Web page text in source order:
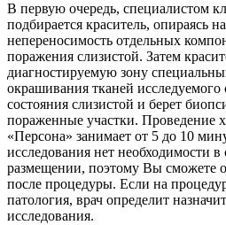
В первую очередь, специалистом
подбирается краситель, опираясь
непереносимость отдельных
поражения слизистой. Затем
диагностируемую зону
окрашивания тканей исследуемого
состояния слизистой и берет
пораженные участки. Проведение
«Персона» занимает от 5 до 10
исследования нет необходимости
размещении, поэтому Вы сможете
после процедуры. Если на
патология, врач определит
исследования.